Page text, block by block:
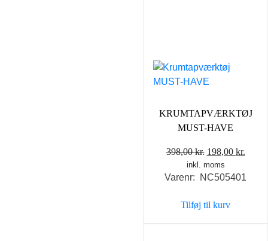
KRUMTAPVÆRKTØJ
MUST-HAVE
398,00kr. Den
oprindelige
pris
398,00 kr..
198,00 kr.
pris
inkl. moms
Varenr: NC505401
Tilføj til kurv